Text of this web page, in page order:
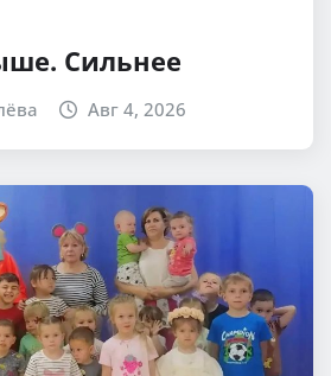
Сильнее
Авг 4, 2026